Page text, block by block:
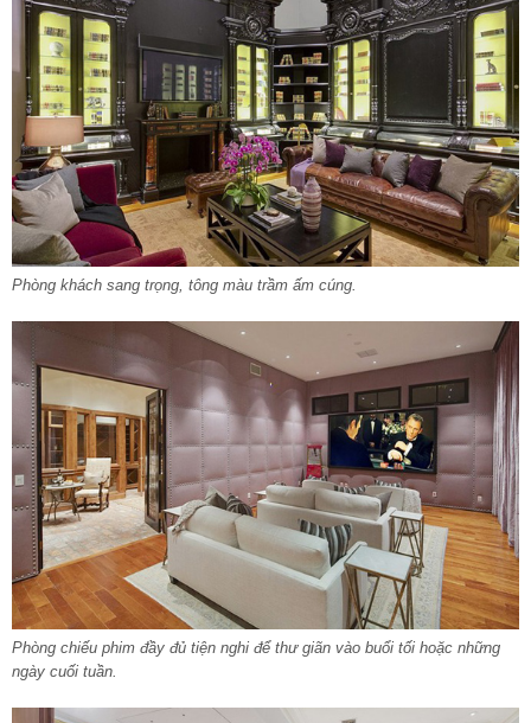
Phòng khách sang trọng, tông màu trầm ấm cúng.
Phòng chiếu phim đầy đủ tiện nghi để thư giãn vào buổi tối hoặc những
ngày cuối tuần.